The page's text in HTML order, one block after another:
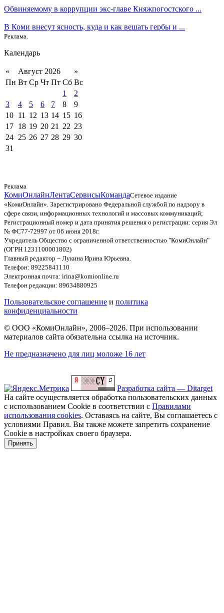
Обвиняемому в коррупции экс-главе Княжпогостского ...
В Коми внесут ясность, куда и как вешать гербы и ...
Реклама.
Календарь
« Август 2026
»
Пн Вт Ср Чт Пт Сб Вс
1
2
3
4 5 6 7 8
9
10 11 12 13 14 15 16
17 18 19 20 21 22 23
24 25 26 27 28 29 30
31
Реклама
КомиОнлайнЛентаСервисыКомандаСетевое издание
«КомиОнлайн». Зарегистрировано Федеральной службой по надзору в
сфере связи, информационных технологий и массовых коммуникаций;
Регистрационный номер и дата принятия решения о регистрации: серия Эл
№ ФС77-72997 от 06 июня 2018г.
Учредитель Общество с ограниченной ответственностью "КомиОнлайн"
(ОГРН 1231100001802)
Главный редактор – Лукина Ирина Юрьевна.
Телефон: 89225841110
Электронная почта: irina@komionline.ru
Телефон редакции: 89634880925
Пользовательское соглашение и политика
конфиденциальности
© ООО «КомиОнлайн», 2006–2026. При использовании
материалов сайта обязательна ссылка на источник.
Не предназначено для лиц моложе 16 лет
Разработка сайта — Ditarget
На сайте осуществляется обработка пользовательских данных
с использованием Cookie в соответствии с Правилами
использования cookies. Оставаясь на сайте, Вы соглашаетесь с
условиями Правил. Вы также можете запретить сохранение
Cookie в настройках своего браузера.
Принять